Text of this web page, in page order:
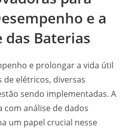
e a
das Baterias
e prolongar a vida útil
elétricos, diversas
sendo implementadas. A
com análise de dados
um papel crucial nesse